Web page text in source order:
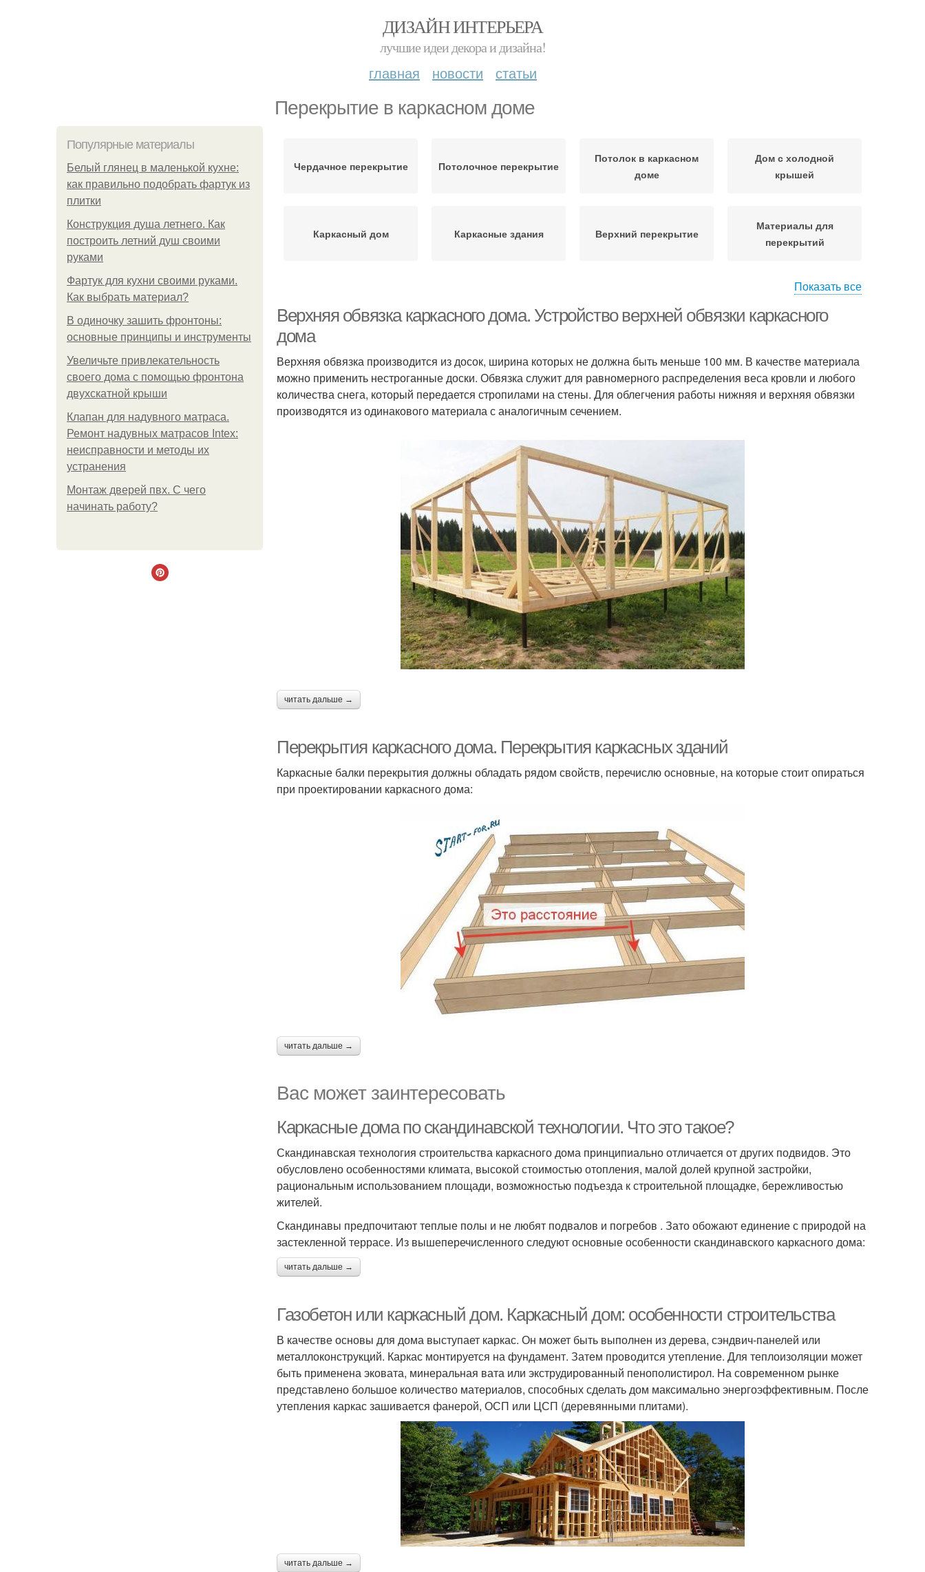
ДИЗАЙН ИНТЕРЬЕРА
лучшие идеи декора и дизайна!
главная новости статьи
Перекрытие в каркасном доме
Популярные материалы
Белый глянец в маленькой кухне:
как правильно подобрать фартук из
плитки
Конструкция душа летнего. Как
построить летний душ своими
руками
Фартук для кухни своими руками.
Как выбрать материал?
В одиночку зашить фронтоны:
основные принципы и инструменты
Увеличьте привлекательность
своего дома с помощью фронтона
двухскатной крыши
Клапан для надувного матраса.
Ремонт надувных матрасов Intex:
неисправности и методы их
устранения
Монтаж дверей пвх. С чего
начинать работу?
Чердачное перекрытие Потолочное перекрытие
Потолок в каркасном
доме
Дом с холодной
крышей
Каркасный дом Каркасные здания Верхний перекрытие
Материалы для
перекрытий
технологии
перекрытие
Показать все
Верхняя обвязка каркасного дома. Устройство верхней обвязки каркасного
дома
Верхняя обвязка производится из досок, ширина которых не должна быть меньше 100 мм. В качестве материала
можно применить нестроганные доски. Обвязка служит для равномерного распределения веса кровли и любого
количества снега, который передается стропилами на стены. Для облегчения работы нижняя и верхняя обвязки
производятся из одинакового материала с аналогичным сечением.
читать дальше →
Перекрытия каркасного дома. Перекрытия каркасных зданий
Каркасные балки перекрытия должны обладать рядом свойств, перечислю основные, на которые стоит опираться
при проектировании каркасного дома:
читать дальше →
Вас может заинтересовать
Каркасные дома по скандинавской технологии. Что это такое?
Скандинавская технология строительства каркасного дома принципиально отличается от других подвидов. Это
обусловлено особенностями климата, высокой стоимостью отопления, малой долей крупной застройки,
рациональным использованием площади, возможностью подъезда к строительной площадке, бережливостью
жителей.
Скандинавы предпочитают теплые полы и не любят подвалов и погребов . Зато обожают единение с природой на
застекленной террасе. Из вышеперечисленного следуют основные особенности скандинавского каркасного дома:
читать дальше →
Газобетон или каркасный дом. Каркасный дом: особенности строительства
В качестве основы для дома выступает каркас. Он может быть выполнен из дерева, сэндвич-панелей или
металлоконструкций. Каркас монтируется на фундамент. Затем проводится утепление. Для теплоизоляции может
быть применена эковата, минеральная вата или экструдированный пенополистирол. На современном рынке
представлено большое количество материалов, способных сделать дом максимально энергоэффективным. После
утепления каркас зашивается фанерой, ОСП или ЦСП (деревянными плитами).
читать дальше →